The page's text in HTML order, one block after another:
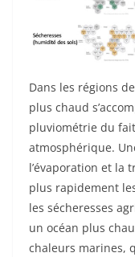
Dans les régions
plus chaud
pluviométrie du
atmosphérique.
l’évaporation et la
plus rapidement
les sécheresses
un océan plus
chaleurs marines,